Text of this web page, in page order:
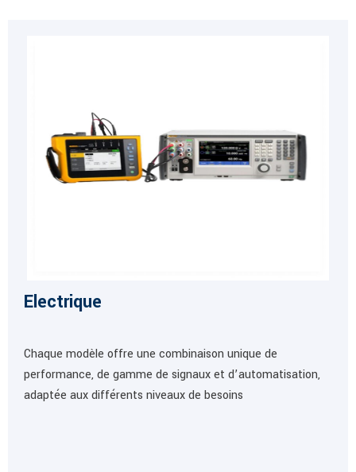
Electrique
Chaque modèle offre une combinaison unique de
performance, de gamme de signaux et d’automatisation,
adaptée aux différents niveaux de besoins